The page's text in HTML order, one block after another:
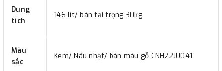
Dung
tích
146 lít/ bàn tải trọng 30kg
Màu
sắc
Kem/ Nâu nhạt/ bàn màu gỗ CNH22JU041